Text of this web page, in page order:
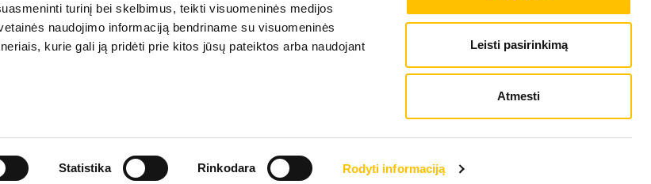
turinį bei skelbimus, teikti visuomeninės medijos
naudojimo informaciją bendriname su visuomeninės
kurie gali ją pridėti prie kitos jūsų pateiktos arba naudojant
Statistika Rinkodara Rodyti informaciją
Leisti pasirinkimą
Atmesti
IZMANTOŠANA SĪKDATŅU IZMANTOŠANA
LIETOŠANAS NOTEIKUMI
NOTEIKUMI
LIETOŠANAS NOTEIKUMI